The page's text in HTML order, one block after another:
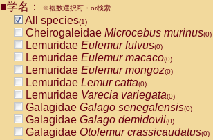
CebidaeCebus nigrivittatus
CebidaeCebus
CebidaeSaimiri boliviensis(0)
CebidaeSaimiri sciureus(0)
AtelidaeAlouatta caraya(0)
AtelidaeAlouatta fusca(0)
AtelidaeAlouatta seniculus
AtelidaeAlouattaspp.(0)
AtelidaeAteles belzebuth(0)
AtelidaeAteles geoffroyi(0)
AtelidaeAteles paniscus(0)
■学名： ※複数選択可・or検索
All species(1)
Cheirogaleidae Microcebus murinus(0)
Lemuridae Eulemur fulvus(0)
Lemuridae Eulemur macaco(0)
Lemuridae Eulemur mongoz(0)
Lemuridae Lemur catta(0)
Lemuridae Varecia variegata(0)
Galagidae Galago senegalensis(0)
Galagidae Galago demidovii(0)
Galagidae Otolemur crassicaudatus(0)